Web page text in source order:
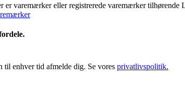
varemærker eller registrerede varemærker
til enhver tid afmelde dig. Se vores privatlivspolitik.